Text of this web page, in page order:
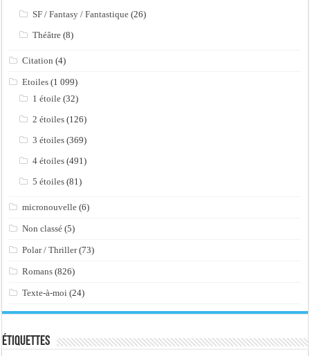
SF / Fantasy / Fantastique (26)
Théâtre (8)
Citation (4)
Etoiles (1 099)
1 étoile (32)
2 étoiles (126)
3 étoiles (369)
4 étoiles (491)
5 étoiles (81)
micronouvelle (6)
Non classé (5)
Polar / Thriller(73)
Romans (826)
Texte-à-moi (24)
Étiquettes